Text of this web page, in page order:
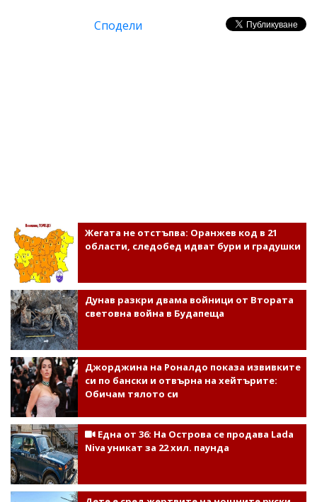
Сподели
Жегата не отстъпва: Оранжев код в 21
области, следобед идват бури и градушки
Дунав разкри двама войници от Втората
световна война в Будапеща
Джорджина на Роналдо показа извивките
си по бански и отвърна на хейтърите:
Обичам тялото си
Една от 36: На Острова се продава Lada
Niva уникат за 22 хил. паунда